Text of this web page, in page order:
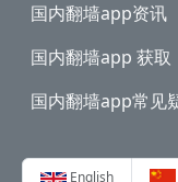
国内翻墙app资讯
国内翻墙app 获取
国内翻墙app常见
English